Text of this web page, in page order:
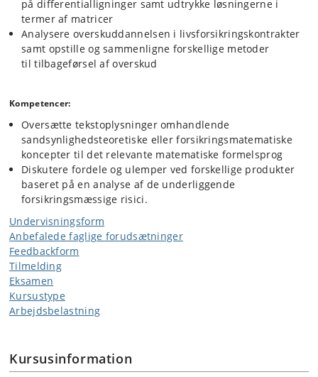
på differentialligninger samt udtrykke løsningerne i
termer af matricer
Analysere overskuddannelsen i livsforsikringskontrakter
samt opstille og sammenligne forskellige metoder
til tilbageførsel af overskud
Kompetencer:
Oversætte tekstoplysninger omhandlende
sandsynlighedsteoretiske eller forsikringsmatematiske
koncepter til det relevante matematiske formelsprog
Diskutere fordele og ulemper ved forskellige produkter
baseret på en analyse af de underliggende
forsikringsmæssige risici.
Undervisningsform
Anbefalede faglige forudsætninger
Feedbackform
Tilmelding
Eksamen
Kursustype
Arbejdsbelastning
Kursusinformation